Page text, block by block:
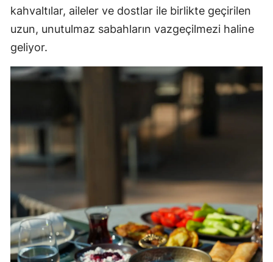
kahvaltılar, aileler ve dostlar ile birlikte geçirilen
uzun, unutulmaz sabahların vazgeçilmezi haline
geliyor.